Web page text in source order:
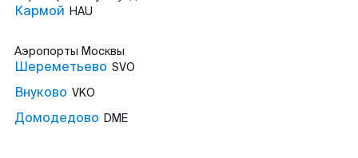
Кармой HAU
Аэропорты Москвы
Шереметьево SVO
Внуково VKO
Домодедово DME